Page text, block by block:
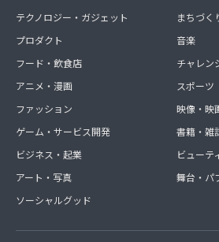
ます。
※ご自身の状況を把握するため、事前
す。お時間など調整いたしましょう。
テクノロジー・ガジェット
プロダクト
フード・飲食店
アニメ・漫画
ファッション
ゲーム・サービス開発
ビジネス・起業
アート・写真
ソーシャルグッド
まちづく
音楽
チャレン
スポーツ
映像・映
書籍・雑
ビューテ
舞台・パ